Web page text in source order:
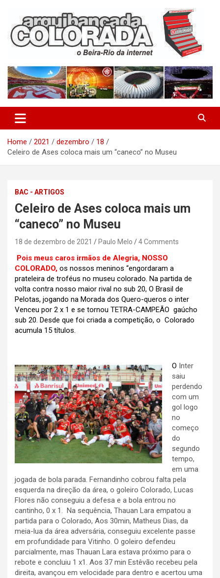
content
Arquibancada Colorada
Home 2021 dezembro
18
Celeiro de Ases coloca mais um “caneco” no Museu
BAC - ARTIGOS
Celeiro de Ases coloca mais um
“caneco” no Museu
18 de dezembro de 2021 Paulo Melo 4 Comments
Pois meus caros irmãos de Alegria, NOSSO
COLORADO, os nossos meninos “engordaram a
prateleira de troféus no museu colorado. Na partida de
volta contra nosso maior rival no sub 20, O Brasil de
Pelotas, jogando na Morada dos Quero-queros o inter
Venceu por 2 x 1 e se tornou TETRA-CAMPEÃO gaúcho
sub 20. Desde que foi criada a competição, o Colorado
acumula 15 títulos.
O Inter
saiu
perdendo
com um
gol logo
no
começo
do
segundo
tempo,
em uma
jogada de bola parada. Fernandinho cobrou falta pela
esquerda na direção da área, o goleiro Colorado, Lucas
Flores não conseguiu a defesa e a bola entrou no
cantinho, 0 x 1. Na sequência, Thauan Lara empatou a
partida para o Colorado, Aos 30min, Matheus Dias, da
meia-lua da área adversária, conseguiu excelente passe
em profundidade para Vitinho. O goleiro defendeu
parcialmente, mas Thauan Lara estava próximo para o
rebote e concluiu 1 x1. Aos 37 min Estêvão recebeu pela
direita, avançou em velocidade para dentro e acertou uma